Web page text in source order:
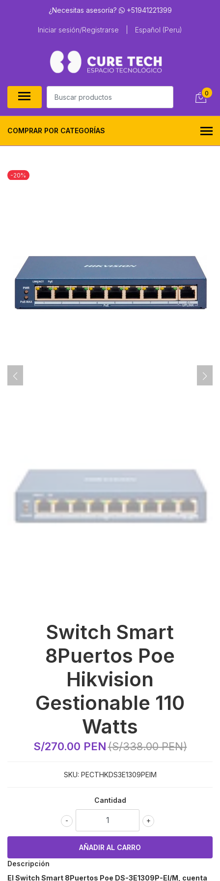
¿Necesitas asesoría? +51941221399
Iniciar sesión/Registrarse Español (Peru)
0
COMPRAR POR CATEGORÍAS
-20%
Switch Smart
8Puertos Poe
Hikvision
Gestionable 110
Watts
S/270.00 PEN(S/338.00 PEN)
SKU: PECTHKDS3E1309PEIM
Cantidad
+
-
Descripción
El Switch Smart 8Puertos Poe DS-3E1309P-EI/M , cuenta